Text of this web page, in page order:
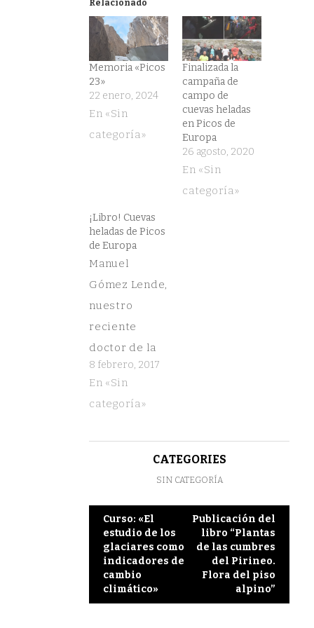
en
una
ventana
nueva)
en
una
ventana
nueva)
Relacionado
Memoria «Picos
23»
22 enero, 2024
En «Sin
categoría»
Finalizada la
campaña de
campo de
cuevas heladas
en Picos de
Europa
26 agosto, 2020
En «Sin
categoría»
¡Libro! Cuevas
heladas de Picos
de Europa
Manuel
Gómez Lende,
nuestro
reciente
doctor de la
UVa, publica
el
impresionante
maravillosas
heladas de
Picos de
Europa
8 febrero, 2017
En «Sin
categoría»
CATEGORIES
SIN CATEGORÍA
Post
navigation
Curso: «El
estudio de los
glaciares como
indicadores de
cambio
climático»
Publicación del
libro “Plantas
de las cumbres
del Pirineo.
Flora del piso
alpino”